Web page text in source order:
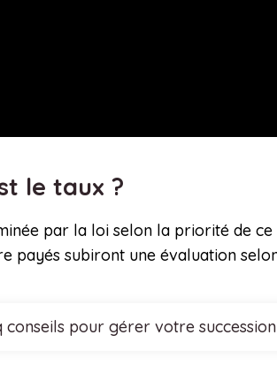
le taux ?
par la loi selon la priorité de
subiront une évaluation
conseils pour gérer votre